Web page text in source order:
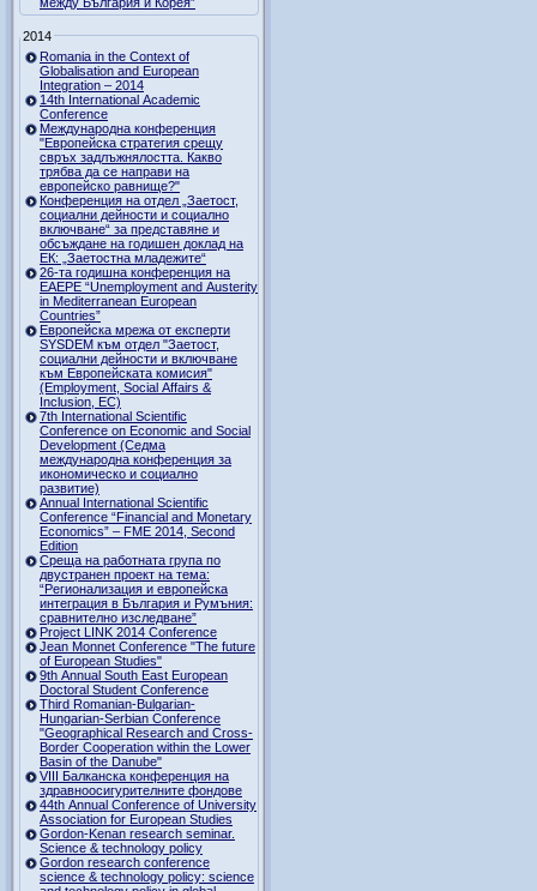
2014
Romania in the Context of
Globalisation and European
Integration – 2014
14th International Academic
Conference
Международна конференция
"Европейска стратегия срещу
свръх задлъжнялостта. Какво
трябва да се направи на
европейско равнище?"
Конференция на отдел „Заетост,
социални дейности и социално
включване“ за представяне и
обсъждане на годишен доклад на
ЕК: „Заетостна младежите“
26-та годишна конференция на
EAEPE “Unemployment and Austerity
in Mediterranean European
Countries”
Eвропейска мрежа от експерти
SYSDEM към отдел "Заетост,
социални дейности и включване
към Европейската комисия"
(Employment, Social Affairs &
Inclusion, ЕС)
7th International Scientific
Conference on Economic and Social
Development (Седма
международна конференция за
икономическо и социално
развитие)
Annual International Scientific
Conference “Financial and Monetary
Economics” – FME 2014, Second
Edition
Среща на работната група по
двустранен проект на тема:
“Регионализация и европейска
интеграция в България и Румъния:
сравнително изследване”
Project LINK 2014 Conference
Jean Monnet Conference "The future
of European Studies"
9th Annual South East European
Doctoral Student Conference
Third Romanian-Bulgarian-
Hungarian-Serbian Conference
"Geographical Research and Cross-
Border Cooperation within the Lower
Basin of the Danube"
VIII Балканска конференция на
здравноосигурителните фондове
44th Annual Conference of University
Association for European Studies
Gordon-Kenan research seminar.
Science & technology policy
Gordon research сonference
science & technology policy: science